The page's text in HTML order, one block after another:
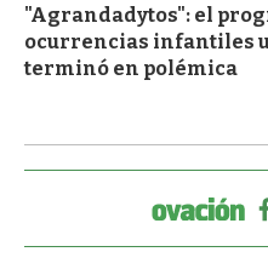
"Agrandadytos": el
ocurrencias infantiles
terminó en polémica